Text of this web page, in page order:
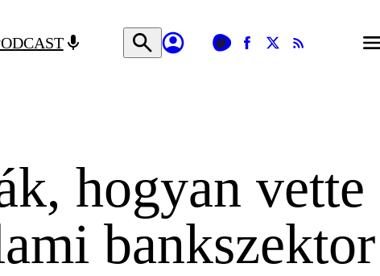
hogyan vette
bankszektor